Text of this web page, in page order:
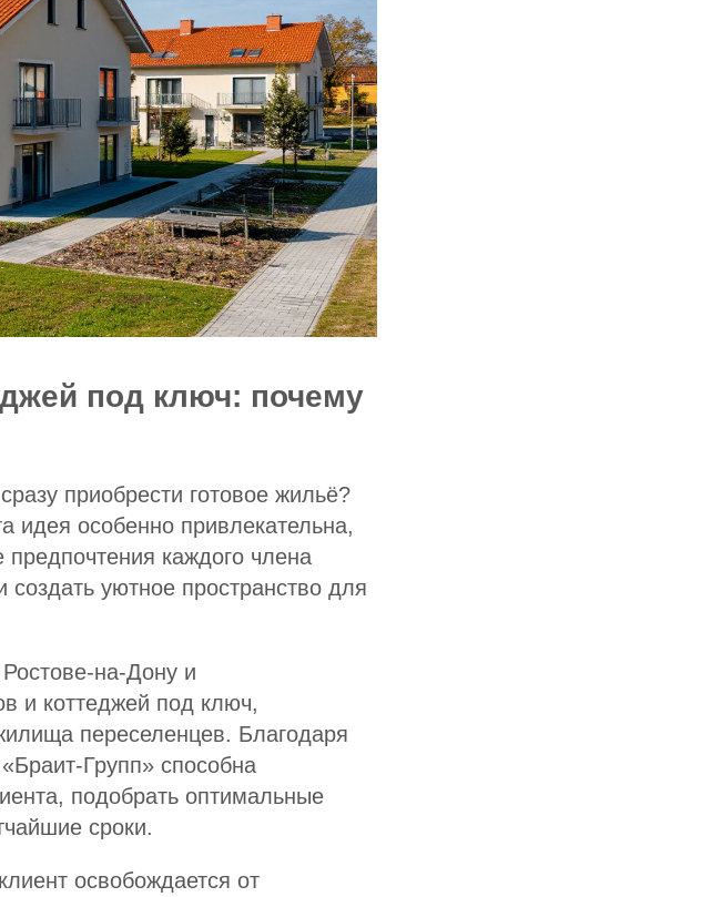
под ключ: почему
приобрести готовое жильё?
идея особенно привлекательна,
предпочтения каждого члена
уютное пространство для
на-Дону и
и коттеджей под ключ,
переселенцев. Благодаря
Групп» способна
подобрать оптимальные
сроки.
освобождается от